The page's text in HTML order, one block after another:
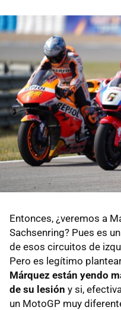
Entonces, ¿veremos a
Sachsenring? Pues es
de esos circuitos de
Pero es legítimo
Márquez están yendo
de su lesión y si,
un MotoGP muy